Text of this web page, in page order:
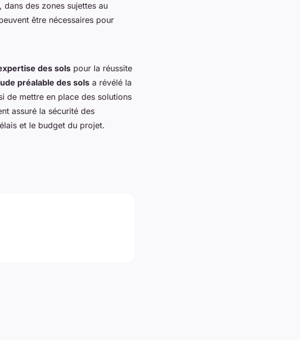
des zones sujettes au
être nécessaires pour
des sols pour la réussite
préalable des sols a révélé la
de mettre en place des solutions
assuré la sécurité des
et le budget du projet.